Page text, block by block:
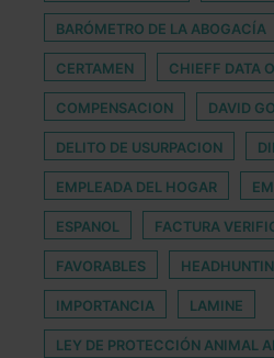
BARÓMETRO DE LA ABOGACÍA
CERTAMEN CHIEFF DATA
COMPENSACION DAVID
DELITO DE USURPACION
EMPLEADA DEL HOGAR
ESPANOL FACTURA
FAVORABLES
IMPORTANCIA LAMINE
LEY DE PROTECCIÓN ANIMAL